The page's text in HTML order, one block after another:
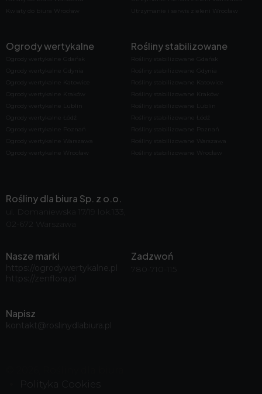
Kwiaty do biura Wrocław
Utrzymanie i serwis zieleni Wrocław
Ogrody wertykalne
Ogrody wertykalne Gdańsk
Ogrody wertykalne Gdynia
Ogrody wertykalne Katowice
Ogrody wertykalne Kraków
Ogrody wertykalne Lublin
Ogrody wertykalne Łódź
Ogrody wertykalne Poznań
Ogrody wertykalne Warszawa
Ogrody wertykalne Wrocław
Rośliny stabilizowane
Rośliny stabilizowane Gdańsk
Rośliny stabilizowane Gdynia
Rośliny stabilizowane Katowice
Rośliny stabilizowane Kraków
Rośliny stabilizowane Lublin
Rośliny stabilizowane Łódź
Rośliny stabilizowane Poznań
Rośliny stabilizowane Warszawa
Rośliny stabilizowane Wrocław
Rośliny dla biura Sp. z o.o.
ul. Domaniewska 17/19 lok.133,
02-672 Warszawa
Nasze marki
https://ogrodywertykalne.pl
https://zenflora.pl
Zadzwoń
780-710-115
Napisz
kontakt@roslinydlabiura.pl
Polityka Cookies